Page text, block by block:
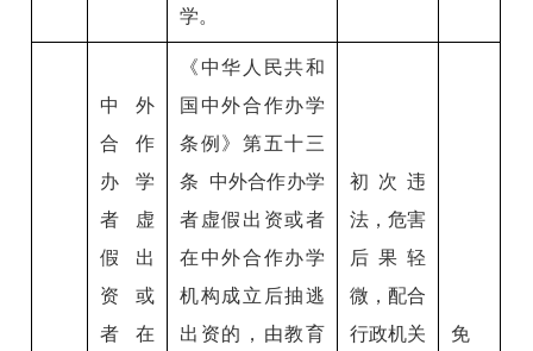
学。
中外
合作
办学
者虚
假出
资或
者在
《中华人民共和
国中外合作办学
条例》第五十三
条 中外合作办学
者虚假出资或者
在中外合作办学
机构成立后抽逃
出资的，由教育
初次违
法，危害
后果轻
微，配合
行政机关
免